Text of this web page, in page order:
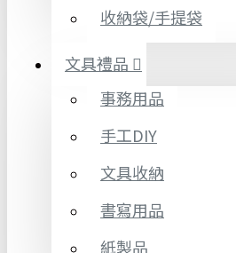
收納袋/手提袋
文具禮品
事務用品
手工DIY
文具收納
書寫用品
紙製品